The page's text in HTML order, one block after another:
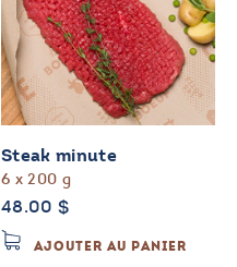
Steak minute
6 x 200 g
48.00 $
AJOUTER AU PANIER